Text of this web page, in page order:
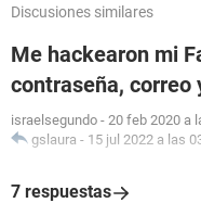
Discusiones similares
Me hackearon mi
contraseña, correo
israelsegundo - 20 feb 2020 a
gslaura - 15 jul 2022 a las
7 respuestas